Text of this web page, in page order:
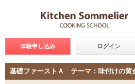
体験申し込み ログイン
基礎ファーストＡ テーマ：味付けの黄